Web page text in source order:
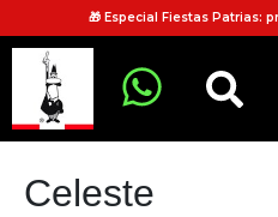
🎁 Especial Fiestas Patrias:
Celeste